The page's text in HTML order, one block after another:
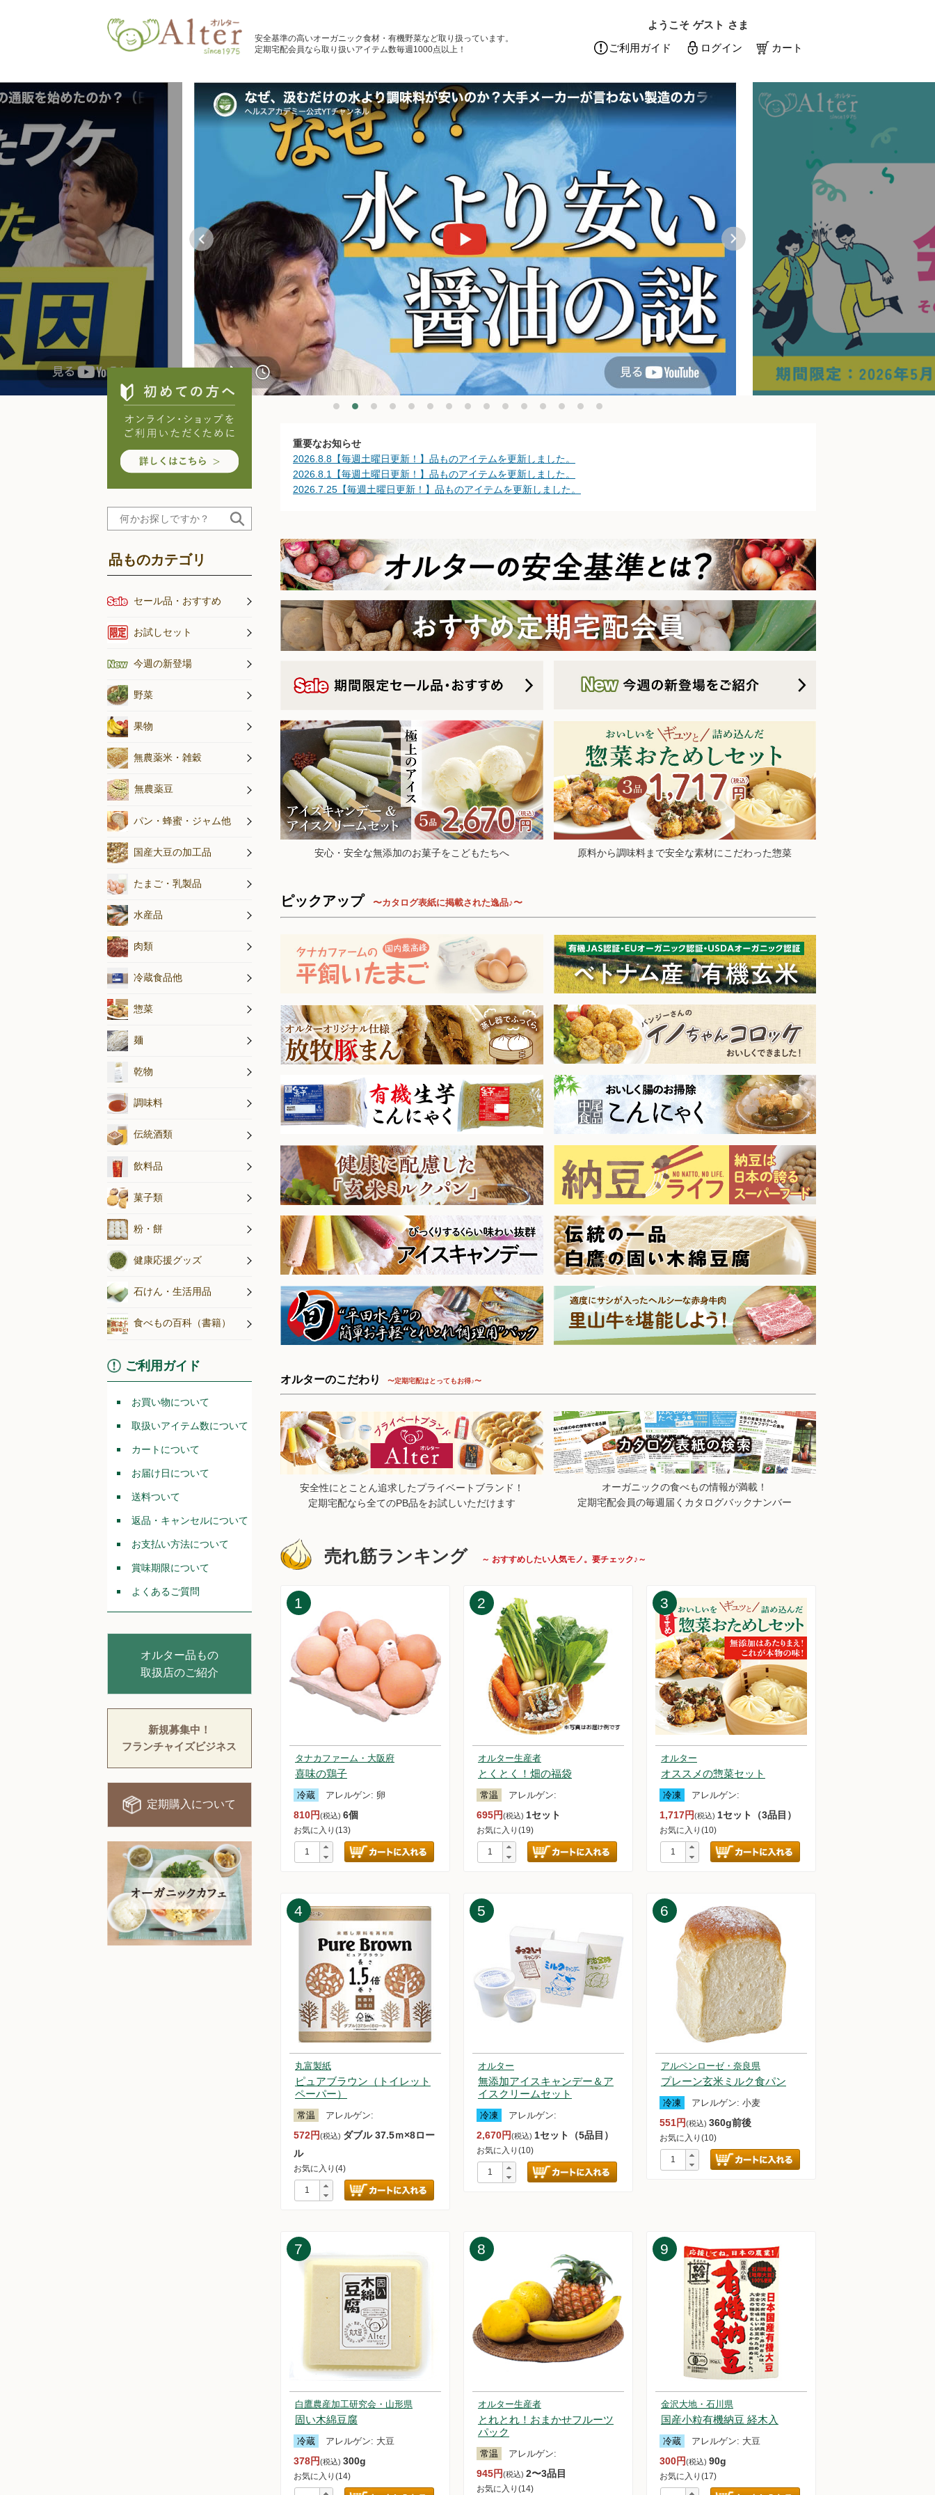
安全基準の高いオーガニック食材・有機野菜など取り扱っています。
定期宅配会員なら取り扱いアイテム数毎週1000点以上！
ようこそ ゲスト さま
ご利用ガイド
ログイン カート
パスワード
パスワードを忘れた方はこちら
初めての方へ
新規一般会員登録
品ものカテゴリ
セール品・おすすめ
お試しセット アイスキャンデー＆アイスクリームセット
オススメの惣菜セット
今週の新登場
野菜 旬のお野菜セット
水煮野菜・水煮豆
果物
無農薬米・雑穀 無農薬米・雑穀
無農薬豆
パン・蜂蜜・ジャム他
国産大豆の加工品 その他国産大豆の加工品
たまご・乳製品
水産品
肉類 最高品質のジビエ
冷蔵食品他 生芋・木灰で固めた蒟蒻
練り製品
漬物・佃煮他
惣菜
麺
乾物
調味料 オルター特選天然だし素材
天然醸造調味料
伝統酒類
飲料品 飲料水
無農薬茶・紅茶
ジュース
コーヒー
菓子類 こだわり菓子類
アイス
こんにゃくわらび餅
粉・餅
健康応援グッズ
石けん・生活用品
食べもの百科（書籍）
ご利用ガイド
お買い物について
取扱いアイテム数について
カートについて
お届け日について
送料ついて
返品・キャンセルについて
お支払い方法について
賞味期限について
よくあるご質問
オルター品もの
取扱店のご紹介
新規募集中！
フランチャイズビジネス
定期購入について
重要なお知らせ
2026.8.8【毎週土曜日更新！】品ものアイテムを更新しました。
2026.8.1【毎週土曜日更新！】品ものアイテムを更新しました。
2026.7.25【毎週土曜日更新！】品ものアイテムを更新しました。
2026.6.27【毎週土曜日更新！】品ものアイテムを更新しました。
2026.6.20【毎週土曜日更新！】品ものアイテムを更新しました。
2026.6.13【毎週土曜日更新！】品ものアイテムを更新しました。
2026.6.2 台風の影響について
2026.5.30【毎週土曜日更新！】品ものアイテムを更新しました。
2026.5.23【毎週土曜日更新！】品ものアイテムを更新しました。
2026.5.9【毎週土曜日更新！】品ものアイテムを更新しました。
2026.4.30 ナカムラクリニック 中村先生のブログでオルターが紹介されました！
2026.4.25【毎週土曜日更新！】品ものアイテムを更新しました。
2026.4.18【毎週土曜日更新！】品ものアイテムを更新。今週も新登場アイテム多数！
2026.4.11【毎週土曜日更新！】品ものアイテムを更新。今週も新登場アイテム多数！
2026.4.4【毎週土曜日更新！】品ものアイテムを更新。今週も新登場アイテム多数！
2026.3.28【毎週土曜日更新！】品ものアイテムを更新しました。
2026.3.21【毎週土曜日更新！】品ものアイテムを更新しました。
2026.3.14【毎週土曜日更新！】品ものアイテムを更新しました。
2026.3.7【毎週土曜日更新！】品ものアイテムを更新しました。
2026.2.28【毎週土曜日更新！】品ものアイテムを更新しました。
2026.2.7【毎週土曜日更新！】品ものアイテムを更新しました。
2026.1.31【毎週土曜日更新！】品ものアイテムを更新しました。
2026.1.24【毎週土曜日更新！】品ものアイテムを更新しました。
2026.1.17【毎週土曜日更新！】品ものアイテムを更新しました。
2026.1.10【毎週土曜日更新！】品ものアイテムを更新しました。
2025.12.27【毎週土曜日更新！】品ものアイテムを更新しました。
2025.12.20【毎週土曜日更新！】品ものアイテムを更新しました。
2025.12.13【毎週土曜日更新！】品ものアイテムを更新しました。
2025.12.6【毎週土曜日更新！】品ものアイテムを更新しました。
2025.11.29【毎週土曜日更新！】品ものアイテムを更新しました。
2025.11.22【毎週土曜日更新！】品ものアイテムを更新しました。
2025.11.8【毎週土曜日更新！】品ものアイテムを更新しました。
2025.11.1【毎週土曜日更新！】品ものアイテムを更新しました。
2025.10.25【毎週土曜日更新！】品ものアイテムを更新しました。
2025.10.18【毎週土曜日更新！】品ものアイテムを更新しました。
2025.10.11【毎週土曜日更新！】品ものアイテムを更新しました。
2025.10.4【毎週土曜日更新！】品ものアイテムを更新しました。
2025.9.27【毎週土曜日更新！】品ものアイテムを更新しました。
2025.9.20【毎週土曜日更新！】品ものアイテムを更新しました。
2025.9.6【毎週土曜日更新！】品ものアイテムを更新しました。
2025.8.30【毎週土曜日更新！】品ものアイテムを更新しました。
2025.8.23【毎週土曜日更新！】品ものアイテムを更新しました。
2025.8.16【毎週土曜日更新！】品ものアイテムを更新しました。
2025.8.9【毎週土曜日更新！】品ものアイテムを更新しました。
2025.8.2【毎週土曜日更新！】品ものアイテムを更新しました。
2025.7.26【毎週土曜日更新！】品ものアイテムを更新しました。
2025.7.19【毎週土曜日更新！】品ものアイテムを更新しました。
2025.7.12【毎週土曜日更新！】品ものアイテムを更新しました。
2025.6.28【毎週土曜日更新！】品ものアイテムを更新しました。
2025.6.21【毎週土曜日更新！】品ものアイテムを更新しました。
2025.6.7【毎週土曜日更新！】品ものアイテムを更新しました。
2025.5.31【毎週土曜日更新！】品ものアイテムを更新しました。
2025.5.24【毎週土曜日更新！】品ものアイテムを更新しました。
2025.5.17【毎週土曜日更新！】品ものアイテムを更新しました。
2025.5.10【毎週土曜日更新！】品ものアイテムを更新しました。
2025.5.9 日本全国お取り寄せ手帖でオルターの「無添加アイスキャンデー＆アイスクリームセット」が紹介されま
2025.4.26【毎週土曜日更新！】品ものアイテムを更新しました。
2025.4.19【毎週土曜日更新！】品ものアイテムを更新しました。
2025.4.5【毎週土曜日更新！】品ものアイテムを更新しました。
2025.3.29【毎週土曜日更新！】品ものアイテムを更新しました。
2025.3.22【毎週土曜日更新！】品ものアイテムを更新しました。
2025.3.15【毎週土曜日更新！】品ものアイテムを更新しました。
2025.3.10【重要なお知らせ】送料改定について
2025.3.8【毎週土曜日更新！】品ものアイテムを更新しました。
2025.3.1【毎週土曜日更新！】品ものアイテムを更新しました。
2025.2.22【毎週土曜日更新！】品ものアイテムを更新しました。
2025.2.15【毎週土曜日更新！】品ものアイテムを更新しました。
2025.2.8【毎週土曜日更新！】品ものアイテムを更新しました。
2025.2.1【毎週土曜日更新！】品ものアイテムを更新しました。
2025.1.25【毎週土曜日更新！】品ものアイテムを更新しました。
2025.1.20【重要なお知らせ】 3Dセキュア2.0の移行について
2025.1.20【重要なお知らせ】 システムメンテナンスのお知らせ
2025.1.11【毎週土曜日更新！】品ものアイテムを更新しました。
2024.12.28【毎週土曜日更新！】黒瀬さん他（ライスロッヂ大潟）の農薬不使用栽培 白米・玄米の販売を再開いたし
ました。
2024.12.21【毎週土曜日更新！】品ものアイテムを更新しました。
2024.12.14【毎週土曜日更新！】品ものアイテムを更新しました。
2024.12.13【重要なお知らせ】年末年始のお届け日について
2024.12.7【毎週土曜日更新！】品ものアイテムを更新しました。
2024.11.30【毎週土曜日更新！】品ものアイテムを更新しました。
2024.11.23【毎週土曜日更新！】品ものアイテムを更新しました。
2024.11.16【毎週土曜日更新！】品ものアイテムを更新しました。
2024.11.9【毎週土曜日更新！】品ものアイテムを更新しました。
2024.11.1【毎週土曜日更新！】品ものアイテムを更新しました。
2024.10.26【毎週土曜日更新！】品ものアイテムを更新しました。
2024.10.19【毎週土曜日更新！】品ものアイテムを更新しました。
2024.10.12【毎週土曜日更新！】品ものアイテムを更新しました。
2024.10.5【毎週土曜日更新！】品ものアイテムを更新しました。
2024.9.28【毎週土曜日更新！】品ものアイテムを更新しました。
2024.9.21【毎週土曜日更新！】品ものアイテムを更新しました。
2024.9.14【毎週土曜日更新！】品ものアイテムを更新しました。
2024.9.7【毎週土曜日更新！】品ものアイテムを更新しました。
2024.8.31【毎週土曜日更新！】品ものアイテムを更新しました。
2024.8.26 台風10号の影響によるお届け遅延の可能性について
2024.8.24【毎週土曜日更新！】品ものアイテムを更新しました。
2024.8.17【毎週土曜日更新！】品ものアイテムを更新しました。
2024.8.3 白鷹農産加工研究会「固い木綿豆腐」について
2024.8.3【毎週土曜日更新！】品ものアイテムを更新しました。
2024.7.27【毎週土曜日更新！】品ものアイテムを更新しました。
2024.7.20【毎週土曜日更新！】品ものアイテムを更新しました。
2024.7.13【毎週土曜日更新！】品ものアイテムを更新しました。
2024.7.6【毎週土曜日更新！】品ものアイテムを更新しました。
2024.6.29【毎週土曜日更新！】品ものアイテムを更新しました。
2024.6.22【毎週土曜日更新！】品ものアイテムを更新しました。
2024.6.15【毎週土曜日更新！】品ものアイテムを更新しました。
2024.6.8【毎週土曜日更新！】品ものアイテムを更新しました。
2024.5.25【毎週土曜日更新！】品ものアイテムを更新しました。
2024.5.18【毎週土曜日更新！】品ものアイテムを更新しました。
2024.5.17【重要なお知らせ】アイスキャンデー＆アイスクリームセットの価格改定について
2024.5.11【毎週土曜日更新！】品ものアイテムを更新しました。
2024.5.4【毎週土曜日更新！】品ものアイテムを更新しました。
2024.4.27【毎週土曜日更新！】品ものアイテムを更新しました。
安心・安全な無添加のお菓子をこどもたちへ 原料から調味料まで安全な素材にこだわった惣菜
ピックアップ 〜カタログ表紙に掲載された逸品♪〜
オルターのこだわり 〜定期宅配はとってもお得♪〜
安全性にとことん追求したプライベートブランド！
定期宅配なら全てのPB品をお試しいただけます
オーガニックの食べもの情報が満載！
定期宅配会員の毎週届くカタログバックナンバー
売れ筋ランキング ～ おすすめしたい人気モノ。要チェック♪～
1
タナカファーム・大阪府
喜味の鶏子
冷蔵 アレルゲン: 卵
810円(税込) 6個
お気に入り(13)
2
オルター生産者
とくとく！畑の福袋
常温 アレルゲン:
695円(税込) 1セット
お気に入り(19)
3
オルター
オススメの惣菜セット
冷凍 アレルゲン:
1,717円(税込) 1セット（3品目）
お気に入り(10)
4
丸富製紙
ピュアブラウン（トイレット
ペーパー）
常温 アレルゲン:
572円(税込) ダブル 37.5ｍ×8ロー
ル
お気に入り(4)
5
オルター
無添加アイスキャンデー＆ア
イスクリームセット
冷凍 アレルゲン:
2,670円(税込) 1セット（5品目）
お気に入り(10)
6
アルペンローゼ・奈良県
プレーン玄米ミルク食パン
冷凍 アレルゲン: 小麦
551円(税込) 360g前後
お気に入り(10)
7
白鷹農産加工研究会・山形県
固い木綿豆腐
冷蔵 アレルゲン: 大豆
378円(税込) 300g
お気に入り(14)
8
オルター生産者
とれとれ！おまかせフルーツ
パック
常温 アレルゲン:
945円(税込) 2〜3品目
お気に入り(14)
9
金沢大地・石川県
国産小粒有機納豆 経木入
冷蔵 アレルゲン: 大豆
300円(税込) 90g
お気に入り(17)